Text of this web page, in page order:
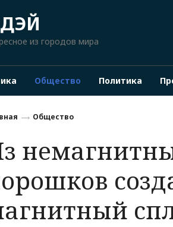
из городов мира
Общество Политика
Общество